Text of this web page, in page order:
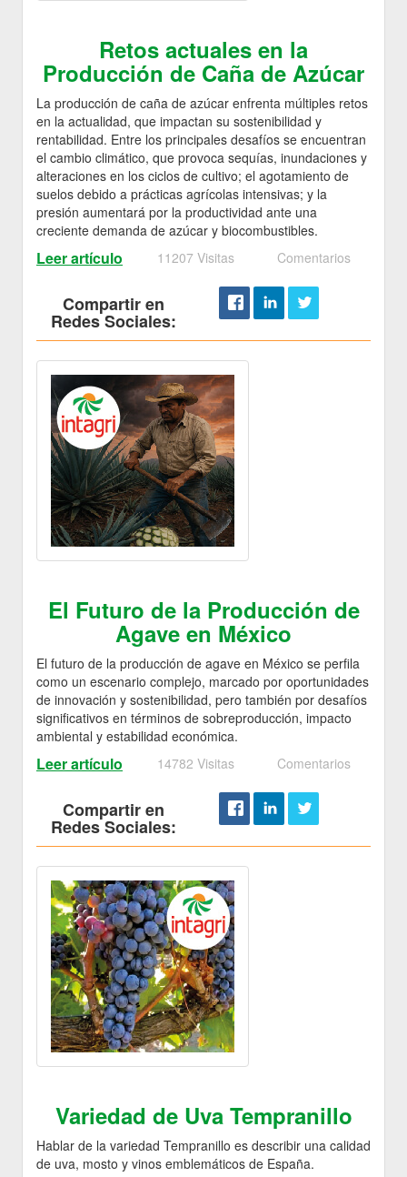
Retos actuales en la
Producción de Caña de Azúcar
La producción de caña de azúcar enfrenta múltiples retos
en la actualidad, que impactan su sostenibilidad y
rentabilidad. Entre los principales desafíos se encuentran
el cambio climático, que provoca sequías, inundaciones y
alteraciones en los ciclos de cultivo; el agotamiento de
suelos debido a prácticas agrícolas intensivas; y la
presión aumentará por la productividad ante una
creciente demanda de azúcar y biocombustibles.
Leer artículo 11207 Visitas Comentarios
Compartir en
Redes Sociales:
El Futuro de la Producción de
Agave en México
El futuro de la producción de agave en México se perfila
como un escenario complejo, marcado por oportunidades
de innovación y sostenibilidad, pero también por desafíos
significativos en términos de sobreproducción, impacto
ambiental y estabilidad económica.
Leer artículo 14782 Visitas Comentarios
Compartir en
Redes Sociales:
Variedad de Uva Tempranillo
Hablar de la variedad Tempranillo es describir una calidad
de uva, mosto y vinos emblemáticos de España.